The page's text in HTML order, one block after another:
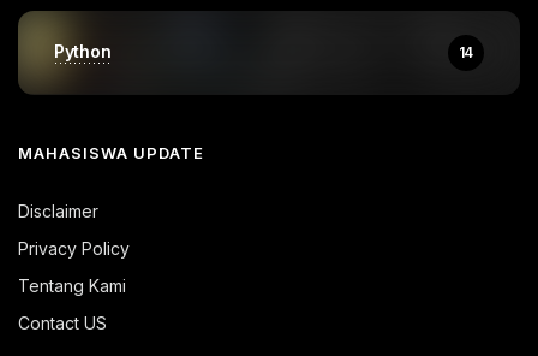
Python 14
MAHASISWA UPDATE
Disclaimer
Privacy Policy
Tentang Kami
Contact US